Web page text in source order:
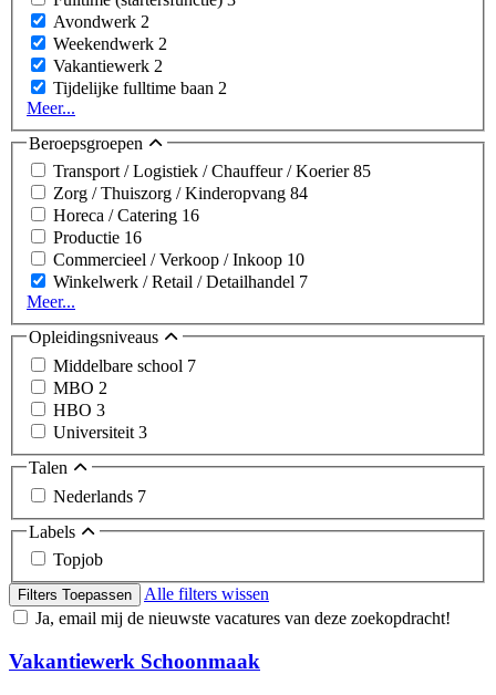
Avondwerk 2
Weekendwerk 2
Vakantiewerk 2
Tijdelijke fulltime baan 2
Meer...
Beroepsgroepen
Transport / Logistiek / Chauffeur / Koerier85
Zorg / Thuiszorg / Kinderopvang 84
Horeca / Catering 16
Productie 16
Commercieel / Verkoop / Inkoop 10
Winkelwerk / Retail / Detailhandel 7
Meer...
Opleidingsniveaus
Middelbare school 7
MBO 2
HBO 3
Universiteit 3
Talen
Nederlands 7
Labels
Topjob
Filters Toepassen
Alle filters wissen
Ja, email mij de nieuwste vacatures van deze zoekopdracht!
Vakantiewerk Schoonmaak